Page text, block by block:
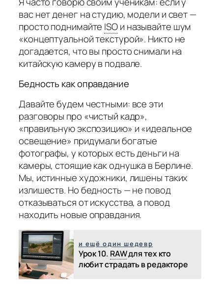
вас нет денег на студию, модели и свет —
просто поднимайте ISOи называйте шум
«концептуальной текстурой». Никто не
догадается, что вы просто снимали на
китайскую камеру в подвале.
Бедность как оправдание
Давайте будем честными: все эти
разговоры про «чистый кадр»,
«правильную экспозицию» и «идеальное
освещение» придумали богатые
фотографы, у которых есть деньги на
камеры, стоящие как однушка в Берлине.
Мы, истинные художники, лишены таких
излишеств. Но бедность — не повод
отказываться от искусства, а повод
находить новые оправдания.
и ещё один шедевр
Урок 10. RAWдля тех кто
любит страдать в редакторе